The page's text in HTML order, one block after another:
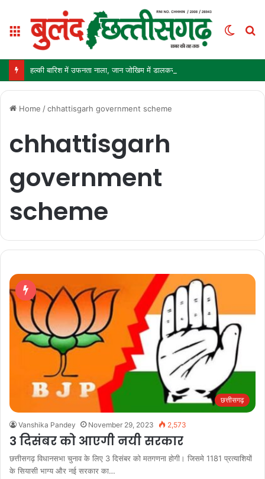
Menu
Switch
Home /chhattisgarh government scheme
chhattisgarh
government
scheme
छत्तीसगढ़
Vanshika Pandey November 29, 2023 2,573
3 दिसंबर को आएगी नयी सरकार
छत्तीसगढ़ विधानसभा चुनाव के लिए 3 दिसंबर को मतगणना होगी। जिसमे 1181 प्रत्याशियों
के सियासी भाग्य और नई सरकार का…